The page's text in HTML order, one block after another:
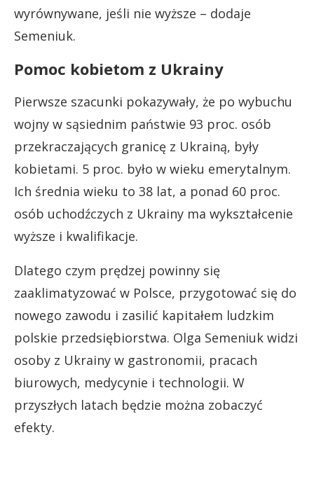
wyrównywane, jeśli nie wyższe – dodaje
Semeniuk.
Pomoc kobietom z Ukrainy
Pierwsze szacunki pokazywały, że po wybuchu
wojny w sąsiednim państwie 93 proc. osób
przekraczających granicę z Ukrainą, były
kobietami. 5 proc. było w wieku emerytalnym.
Ich średnia wieku to 38 lat, a ponad 60 proc.
osób uchodźczych z Ukrainy ma wykształcenie
wyższe i kwalifikacje.
Dlatego czym prędzej powinny się
zaaklimatyzować w Polsce, przygotować się do
nowego zawodu i zasilić kapitałem ludzkim
polskie przedsiębiorstwa. Olga Semeniuk widzi
osoby z Ukrainy w gastronomii, pracach
biurowych, medycynie i technologii. W
przyszłych latach będzie można zobaczyć
efekty.